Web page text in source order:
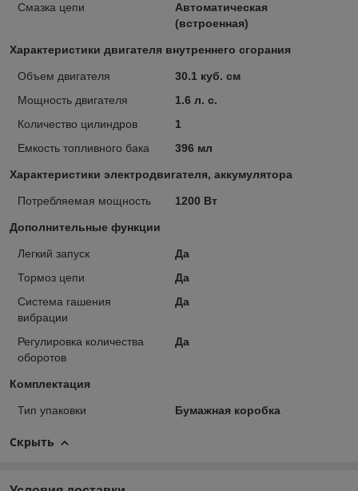
Смазка цепи
Автоматическая
(встроенная)
Характеристики двигателя внутреннего сгорания
Объем двигателя
30.1 куб. см
Мощность двигателя
1.6 л. с.
Количество цилиндров
1
Емкость топливного бака
396 мл
Характеристики электродвигателя, аккумулятора
Потребляемая мощность 1200 Вт
Дополнительные функции
Легкий запуск
Да
Тормоз цепи
Да
Система гашения
вибрации
Да
Регулировка количества
оборотов
Да
Комплектация
Тип упаковки Бумажная коробка
Скрыть